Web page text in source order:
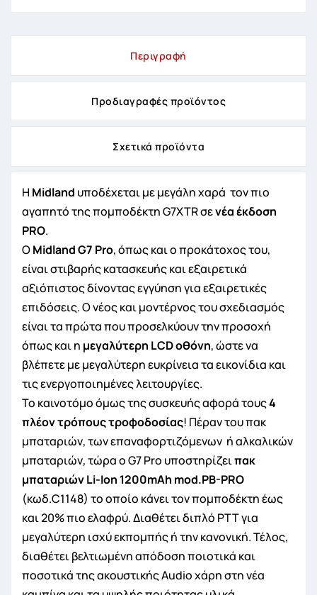
Περιγραφή
Προδιαγραφές προϊόντος
Σχετικά προϊόντα
Η Midland υποδέχεται με μεγάλη χαρά τον πιο
αγαπητό της πομποδέκτη G7XTR σενέα έκδοση
PRO.
ΟMidlandG7 Pro, όπως και ο προκάτοχος του,
είναι στιβαρής κατασκευής και εξαιρετικά
αξιόπιστος δίνοντας εγγύηση για εξαιρετικές
επιδόσεις. Ο νέος και μοντέρνος του σχεδιασμός
είναι τα πρώτα που προσελκύουν την προσοχή
όπως και η μεγαλύτερη LCDοθόνη, ώστε να
βλέπετε με μεγαλύτερη ευκρίνεια τα εικονίδια και
τις ενεργοποιημένες λειτουργίες.
Το καινοτόμο όμως της συσκευής αφορά τους4
πλέον τρόπους τροφοδοσίας! Πέραν του πακ
μπαταριών, των επαναφορτιζόμενων ή αλκαλικών
μπαταριών, τώρα ο G7 Pro υποστηρίζειπακ
μπαταριώνLi-Ion 1200mAh mod.PB-PRO
(κωδ.C1148) το οποίο κάνει τον πομποδέκτη έως
και 20% πιο ελαφρύ. Διαθέτει διπλό ΡΤΤ για
μεγαλύτερη ισχύ εκπομπής ή την κανονική. Τέλος,
διαθέτει βελτιωμένη απόδοση ποιοτικά και
ποσοτικά της ακουστικής Audio χάρη στη νέα